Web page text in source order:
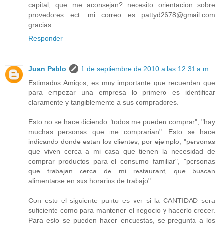
capital, que me aconsejan? necesito orientacion sobre
provedores ect. mi correo es pattyd2678@gmail.com
gracias
Responder
Juan Pablo
1 de septiembre de 2010 a las 12:31 a.m.
Estimados Amigos, es muy importante que recuerden que
para empezar una empresa lo primero es identificar
claramente y tangiblemente a sus compradores.
Esto no se hace diciendo "todos me pueden comprar", "hay
muchas personas que me comprarian". Esto se hace
indicando donde estan los clientes, por ejemplo, "personas
que viven cerca a mi casa que tienen la necesidad de
comprar productos para el consumo familiar", "personas
que trabajan cerca de mi restaurant, que buscan
alimentarse en sus horarios de trabajo".
Con esto el siguiente punto es ver si la CANTIDAD sera
suficiente como para mantener el negocio y hacerlo crecer.
Para esto se pueden hacer encuestas, se pregunta a los